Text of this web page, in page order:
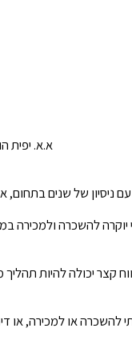
א.א. יפית
עם ניסיון של שנים
יוקרה להשכרה ולמכירה
קצר יכולה להיות
להשכרה או למכירה, או